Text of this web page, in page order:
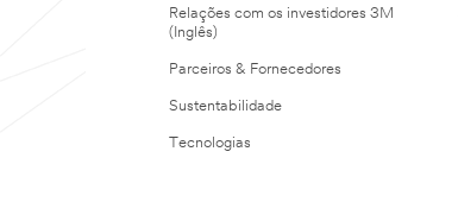
Relações com os investidores 3M
(Inglês)
Parceiros & Fornecedores
Sustentabilidade
Tecnologias